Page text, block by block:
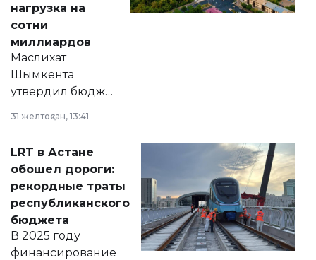
нагрузка на
сотни
миллиардов
Маслихат
Шымкента
утвердил бюджет
2028 годы.
документ
появился в базе
нормативных
правовых актов и
на сайте маслихат
города.
31 желтоқсан, 13:41
LRT в Астане
обошел дороги:
рекордные траты
республиканского
бюджета
В 2025 году
финансирование